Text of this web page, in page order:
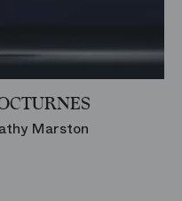
Marston